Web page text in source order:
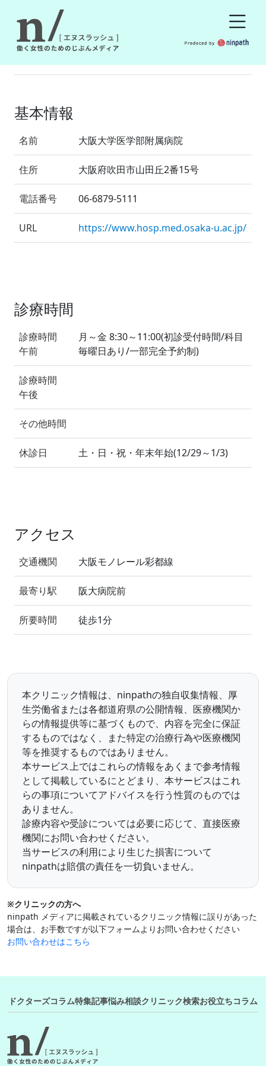
基本情報
名前 大阪大学医学部附属病院
住所 大阪府吹田市山田丘2番15号
電話番号 06-6879-5111
URL https://www.hosp.med.osaka-u.ac.jp/
診療時間
診療時間
午前
月～金 8:30～11:00(初診受付時間/科目
毎曜日あり/一部完全予約制)
診療時間
午後
その他時間
休診日 土・日・祝・年末年始(12/29～1/3)
アクセス
交通機関 大阪モノレール彩都線
最寄り駅 阪大病院前
所要時間 徒歩1分
本クリニック情報は、ninpathの独自収集情報、厚
生労働省または各都道府県の公開情報、医療機関か
らの情報提供等に基づくもので、内容を完全に保証
するものではなく、また特定の治療行為や医療機関
等を推奨するものではありません。
本サービス上ではこれらの情報をあくまで参考情報
として掲載しているにとどまり、本サービスはこれ
らの事項についてアドバイスを行う性質のものでは
ありません。
診療内容や受診については必要に応じて、直接医療
機関にお問い合わせください。
当サービスの利用により生じた損害について
ninpathは賠償の責任を一切負いません。
※クリニックの方へ
ninpath メディアに掲載されているクリニック情報に誤りがあった
場合は、お手数ですが以下フォームよりお問い合わせください
お問い合わせはこちら
ドクターズコラム特集記事悩み相談クリニック検索お役立ちコラム